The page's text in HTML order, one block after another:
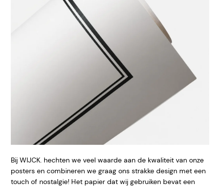
Bij WIJCK. hechten we veel waarde aan de kwaliteit van onze
posters en combineren we graag ons strakke design met een
touch of nostalgie! Het papier dat wij gebruiken bevat een